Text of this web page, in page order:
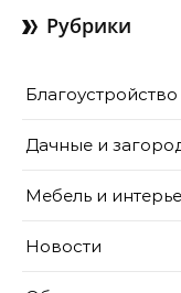
Рубрики
Дачные и
Мебель и
Новости